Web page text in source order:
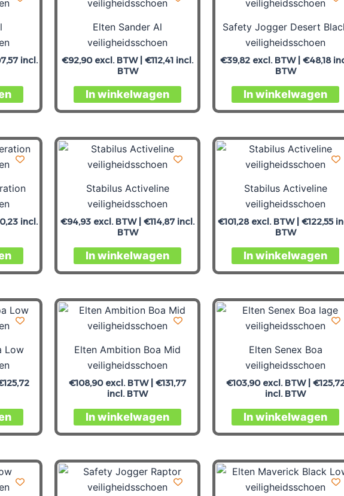
incl.
Elten Sander Al
veiligheidsschoen
€92,90excl. BTW | €112,41 incl.
BTW
In winkelwagen
Safety Jogger Desert
veiligheidsschoen
€39,82 excl. BTW | €48,18
BTW
In winkelwagen
incl.
Stabilus Activeline
veiligheidsschoen
€94,93 excl. BTW | €114,87 incl.
BTW
In winkelwagen
Stabilus Activeline
veiligheidsschoen
€101,28excl. BTW | €122,55
BTW
In winkelwagen
Low
125,72
Elten Ambition Boa Mid
veiligheidsschoen
€108,90excl. BTW | €131,77
incl. BTW
In winkelwagen
Elten Senex Boa
veiligheidsschoen
€103,90excl. BTW | €
incl. BTW
In winkelwagen